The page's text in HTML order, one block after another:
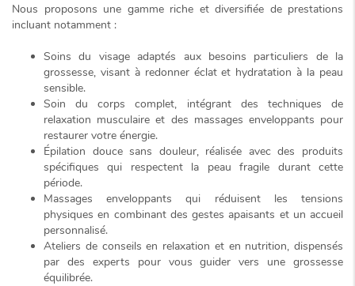
Nous proposons une gamme riche et diversifiée de prestations
incluant notamment :
Soins du visage adaptés aux besoins particuliers de la
grossesse, visant à redonner éclat et hydratation à la peau
sensible.
Soin du corps complet, intégrant des techniques de
relaxation musculaire et des massages enveloppants pour
restaurer votre énergie.
Épilation douce sans douleur, réalisée avec des produits
spécifiques qui respectent la peau fragile durant cette
période.
Massages enveloppants qui réduisent les tensions
physiques en combinant des gestes apaisants et un accueil
personnalisé.
Ateliers de conseils en relaxation et en nutrition, dispensés
par des experts pour vous guider vers une grossesse
équilibrée.